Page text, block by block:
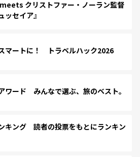
クリストファー・ノーラン監督
ッセイア』
マートに！ トラベルハック2026
ワード みんなで選ぶ、旅のベスト。
キング 読者の投票をもとにランキン